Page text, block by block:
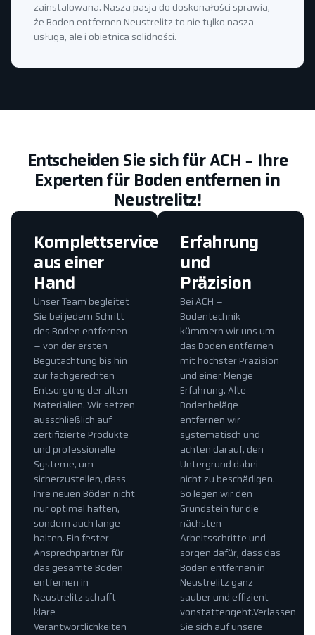
zainstalowana. Nasza pasja do doskonałości sprawia,
że Boden entfernen Neustrelitz to nie tylko nasza
usługa, ale i obietnica solidności.
Entscheiden Sie sich für ACH - Ihre
Experten für Boden entfernen in
Neustrelitz!
Erfahrung
und
Präzision
Bei ACH –
Bodentechnik
kümmern wir uns um
das Boden entfernen
mit höchster Präzision
und einer Menge
Erfahrung. Alte
Bodenbeläge
entfernen wir
systematisch und
achten darauf, den
Untergrund dabei
nicht zu beschädigen.
So legen wir den
Grundstein für die
nächsten
Arbeitsschritte und
sorgen dafür, dass das
Boden entfernen in
Neustrelitz ganz
sauber und effizient
vonstattengeht.Verlassen
Sie sich auf unsere
Komplettservice
aus einer
Hand
Unser Team begleitet
Sie bei jedem Schritt
des Boden entfernen
– von der ersten
Begutachtung bis hin
zur fachgerechten
Entsorgung der alten
Materialien. Wir setzen
ausschließlich auf
zertifizierte Produkte
und professionelle
Systeme, um
sicherzustellen, dass
Ihre neuen Böden nicht
nur optimal haften,
sondern auch lange
halten. Ein fester
Ansprechpartner für
das gesamte Boden
entfernen in
Neustrelitz schafft
klare
Verantwortlichkeiten